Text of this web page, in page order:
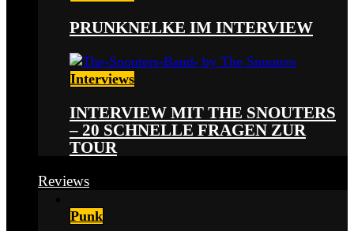
PRUNKNELKE IM INTERVIEW
Interviews
INTERVIEW MIT THE SNOUTERS
– 20 SCHNELLE FRAGEN ZUR
TOUR
Reviews
Punk